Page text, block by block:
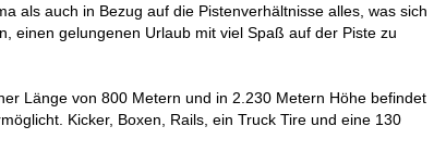
als auch in Bezug auf die Pistenverhältnisse alles, was sich
einen gelungenen Urlaub mit viel Spaß auf der Piste zu
Länge von 800 Metern und in 2.230 Metern Höhe befindet
Kicker, Boxen, Rails, ein Truck Tire und eine 130